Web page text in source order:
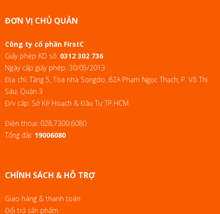
ĐƠN VỊ CHỦ QUẢN
Công ty cổ phần FirstC
Giấy phép KD số: 0312 302 736
Ngày cấp giấy phép: 30/05/2013
Địa chỉ: Tầng 5, Tòa nhà Songdo, 62A Phạm Ngọc Thạch, P. Võ Thị
Sáu, Quận 3
Đ/v cấp: Sở Kế Hoạch & Đầu Tư TP.HCM
Điện thoại: 028.7300.6080
Tổng đài: 19006080
CHÍNH SÁCH & HỖ TRỢ
Giao hàng & thanh toán
Đổi trả sản phẩm